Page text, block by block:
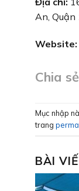
An, Quận
Website:
Chia
Mục nhập
trang
BÀI